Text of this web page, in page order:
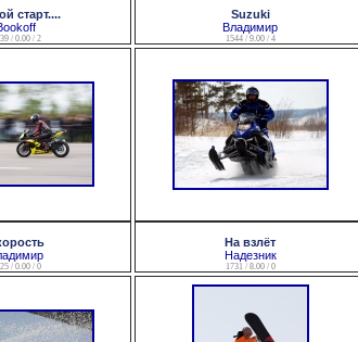
старт....
/ 0.00 / 2
Suzuki
Владимир
1544 / 9.00 / 4
/ 0.00 / 0
На взлёт
Надезник
1731 / 8.00 / 0